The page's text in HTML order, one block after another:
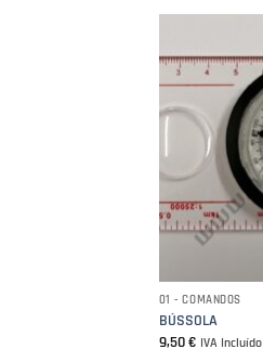
01 - COMANDOS
BÚSSOLA
9,50€ IVA Incluído